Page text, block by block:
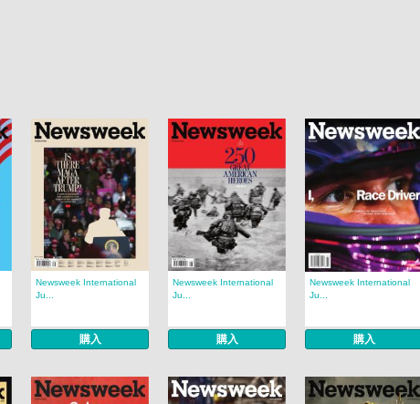
Newsweek International
Ju...
購入
Newsweek International
Ju...
購入
Newsweek International
Ju...
購入